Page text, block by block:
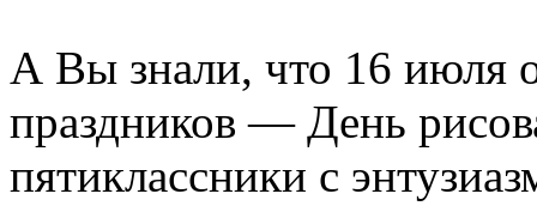
А Вы знали, что 16 июля
праздников — День
пятиклассники с